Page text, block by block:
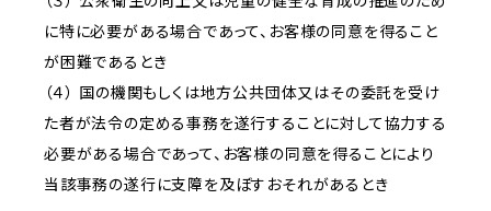
に特に必要がある場合であって、お客様の同意を得ること
が困難であるとき
（４） 国の機関もしくは地方公共団体又はその委託を受け
た者が法令の定める事務を遂行することに対して協力する
必要がある場合であって、お客様の同意を得ることにより
当該事務の遂行に支障を及ぼすおそれがあるとき